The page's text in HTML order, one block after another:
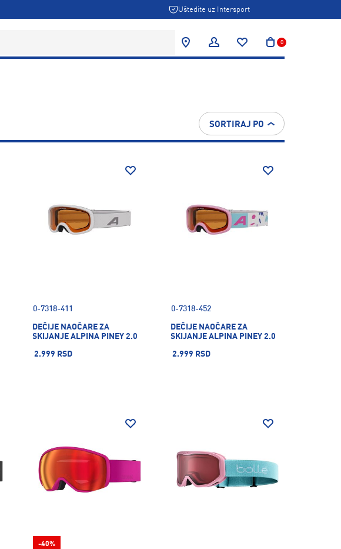
Uštedite uz Intersport
0
SORTIRAJ PO
0-7318-411
DEČIJE NAOČARE ZA
SKIJANJE ALPINA PINEY 2.0
2.999 RSD
0-7318-452
DEČIJE NAOČARE ZA
SKIJANJE ALPINA PINEY 2.0
2.999 RSD
-40%